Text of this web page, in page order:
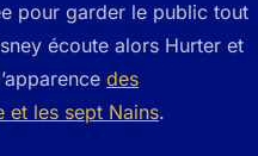
pour garder le public tout
écoute alors Hurter et
des
et les sept Nains.